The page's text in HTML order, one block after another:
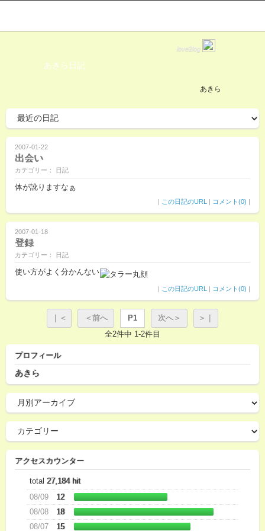
love2log
あきら日記
あきら
2007-01-22
出会い
カテゴリー： 日記
体が訛りますなぁ
| この日記のURL | コメント(0) |
2007-01-18
登録
カテゴリー： 日記
使い方がよく分かんない
| この日記のURL | コメント(0) |
｜＜ ＜前へ P1 次へ＞
＞｜
全2件中 1-2件目
プロフィール
あきら
アクセスカウンター
total 27,184 hit
08/09
12
08/08
18
08/07
15